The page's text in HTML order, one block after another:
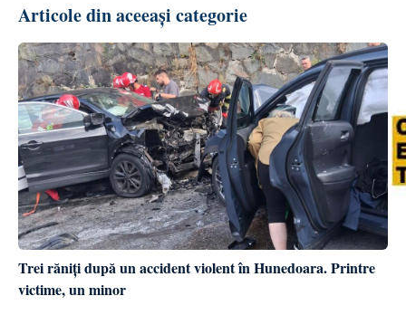
Articole din aceeași categorie
Trei răniți după un accident violent în Hunedoara. Printre
victime, un minor